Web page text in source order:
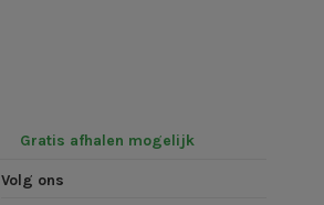
Gratis afhalen mogelijk
Volg ons